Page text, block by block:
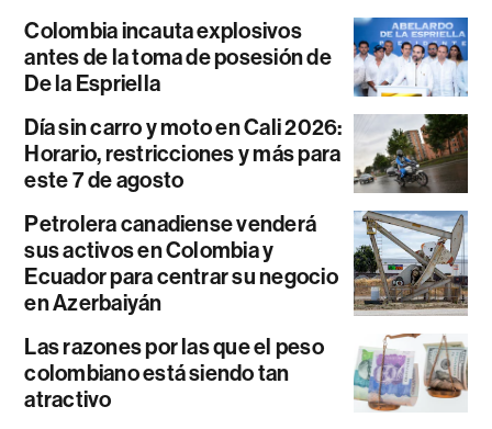
Colombia incauta explosivos
antes de la toma de posesión de
De la Espriella
Día sin carro y moto en Cali 2026:
Horario, restricciones y más para
este 7 de agosto
Petrolera canadiense venderá
sus activos en Colombia y
Ecuador para centrar su negocio
en Azerbaiyán
Las razones por las que el peso
colombiano está siendo tan
atractivo